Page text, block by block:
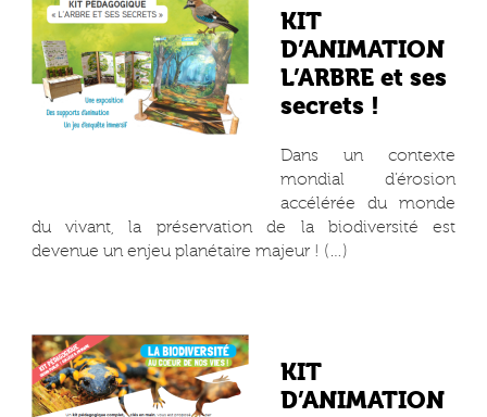
KIT
D’ANIMATION
L’ARBRE et ses
secrets !
Dans un contexte
mondial d’érosion
accélérée du monde
du vivant, la préservation de la biodiversité est
devenue un enjeu planétaire majeur ! (…)
KIT
D’ANIMATION